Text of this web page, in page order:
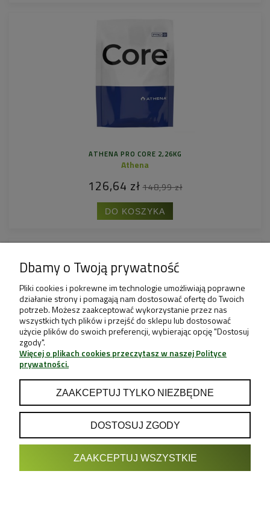
ATHENA PRO CORE 2,26KG
Athena
126,64 zł 148,99 zł
DO KOSZYKA
ATHENA PRO GROW 11,34KG
Athena
593,30 zł698,00 zł
DO KOSZYKA
Dbamy o Twoją prywatność
Pliki cookies i pokrewne im technologie umożliwiają poprawne
działanie strony i pomagają nam dostosować ofertę do Twoich
potrzeb. Możesz zaakceptować wykorzystanie przez nas
wszystkich tych plików i przejść do sklepu lub dostosować
użycie plików do swoich preferencji, wybierając opcję "Dostosuj
zgody".
Więcej o plikach cookies przeczytasz w naszej Polityce
prywatności.
ZAAKCEPTUJ TYLKO NIEZBĘDNE
DOSTOSUJ ZGODY
ZAAKCEPTUJ WSZYSTKIE